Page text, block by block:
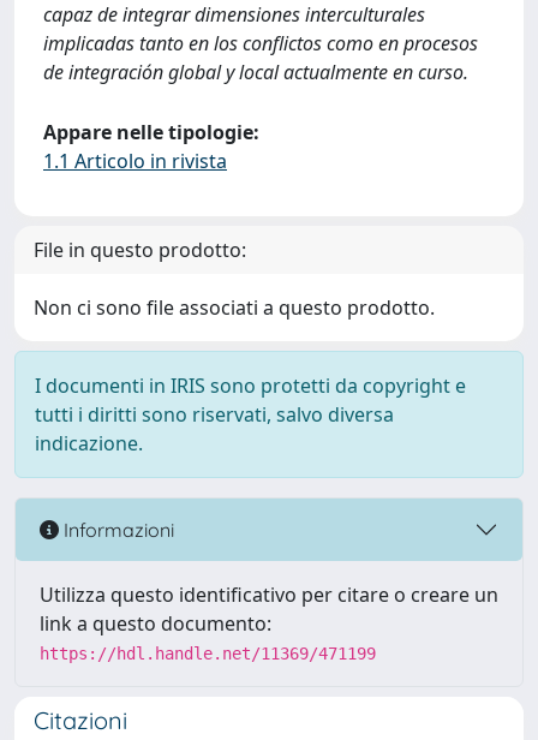
capaz de integrar dimensiones interculturales
implicadas tanto en los conflictos como en procesos
de integración global y local actualmente en curso.
Appare nelle tipologie:
1.1 Articolo in rivista
File in questo prodotto:
Non ci sono file associati a questo prodotto.
I documenti in IRIS sono protetti da copyright e
tutti i diritti sono riservati, salvo diversa
indicazione.
Informazioni
Utilizza questo identificativo per citare o creare un
link a questo documento:
https://hdl.handle.net/11369/471199
Citazioni